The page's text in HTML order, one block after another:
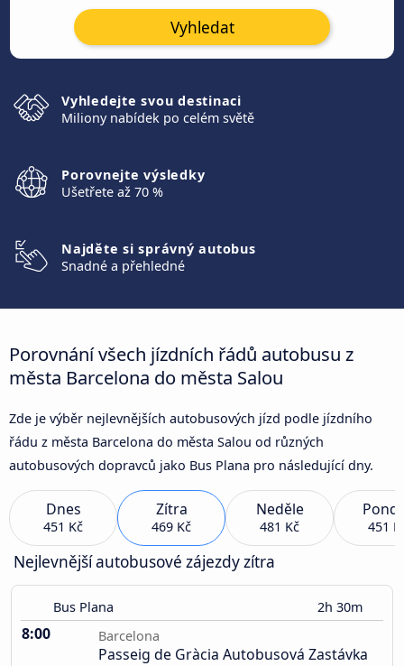
Vyhledat
Vyhledejte svou destinaci
Miliony nabídek po celém světě
Porovnejte výsledky
Ušetřete až 70 %
Najděte si správný autobus
Snadné a přehledné
Porovnání všech jízdních řádů autobusu z
města Barcelona do města Salou
Zde je výběr nejlevnějších autobusových jízd podle jízdního
řádu z města Barcelona do města Salou od různých
autobusových dopravců jako Bus Plana pro následující dny.
Dnes
451 Kč
Zítra
469 Kč
Neděle
481 Kč 451
Nejlevnější autobusové zájezdy zítra
Bus Plana 2h 30m
8:00 Barcelona
Passeig de Gràcia Autobusová Zastávka